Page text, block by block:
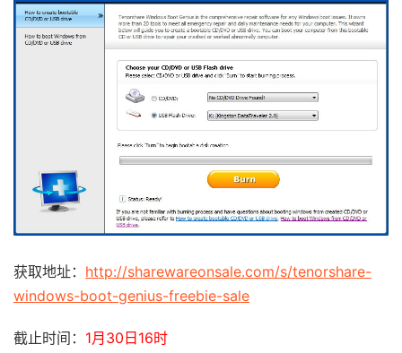
获取地址： http://sharewareonsale.com/s/tenorshare-
windows-boot-genius-freebie-sale
截止时间： 1月30日16时